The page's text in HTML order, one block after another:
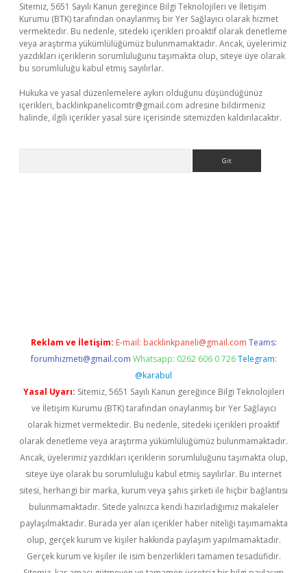
Sitemiz, 5651 Sayılı Kanun gereğince Bilgi Teknolojileri ve İletişim
Kurumu (BTK) tarafından onaylanmış bir Yer Sağlayıcı olarak hizmet
vermektedir. Bu nedenle, sitedeki içerikleri proaktif olarak denetleme
veya araştırma yükümlülüğümüz bulunmamaktadır. Ancak, üyelerimiz
yazdıkları içeriklerin sorumluluğunu taşımakta olup, siteye üye olarak
bu sorumluluğu kabul etmiş sayılırlar.
Hukuka ve yasal düzenlemelere aykırı olduğunu düşündüğünüz
içerikleri, backlinkpanelicomtr@gmail.com adresine bildirmeniz
halinde, ilgili içerikler yasal süre içerisinde sitemizden kaldırılacaktır.
Reklam ve İletişim: E-mail: backlinkpaneli@gmail.com Teams:
forumhizmeti@gmail.com Whatsapp: 0262 606 0 726 Telegram:
@karabul
Yasal Uyarı: Sitemiz, 5651 Sayılı Kanun gereğince Bilgi Teknolojileri
ve İletişim Kurumu (BTK) tarafından onaylanmış bir Yer Sağlayıcı
olarak hizmet vermektedir. Bu nedenle, sitedeki içerikleri proaktif
olarak denetleme veya araştırma yükümlülüğümüz bulunmamaktadır.
Ancak, üyelerimiz yazdıkları içeriklerin sorumluluğunu taşımakta olup,
siteye üye olarak bu sorumluluğu kabul etmiş sayılırlar. Bu internet
sitesi, herhangi bir marka, kurum veya şahıs şirketi ile hiçbir bağlantısı
bulunmamaktadır. Sitede yalnızca kendi hazırladığımız makaleler
paylaşılmaktadır. Burada yer alan içerikler haber niteliği taşımamakta
olup, gerçek kurum ve kişiler hakkında paylaşım yapılmamaktadır.
Gerçek kurum ve kişiler ile isim benzerlikleri tamamen tesadüfidir.